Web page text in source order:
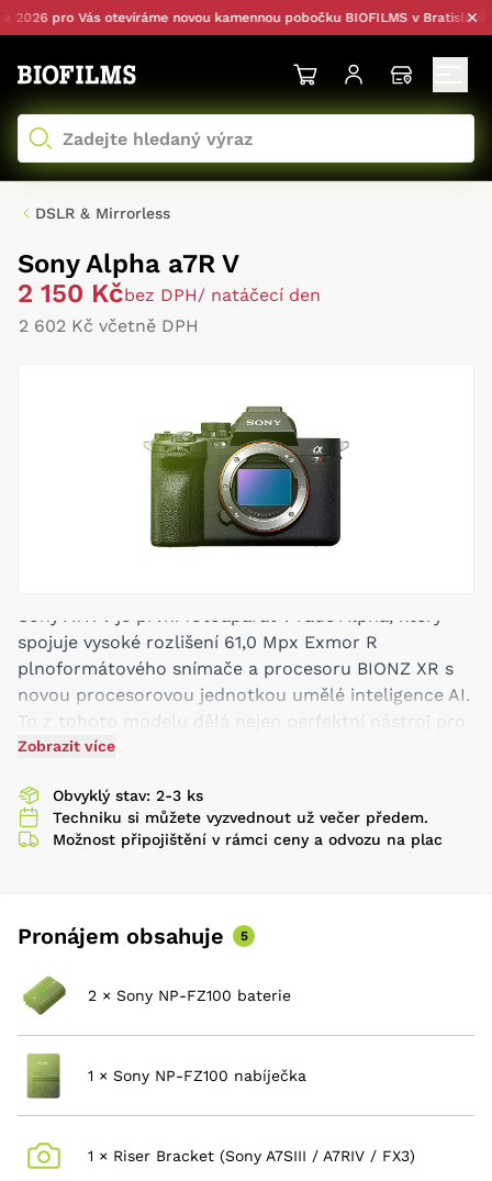
pro Vás otevíráme novou kamennou pobočku BIOFILMS v Bratislavě
DSLR & Mirrorless
Sony Alpha a7R V
2 150 Kčbez DPH/ natáčecí den
2 602 Kč včetně DPH
Sony A7R V je první fotoaparát v řadě Alpha, který
spojuje vysoké rozlišení 61,0 Mpx Exmor R
plnoformátového snímače a procesoru BIONZ XR s
novou procesorovou jednotkou umělé inteligence AI.
To z tohoto modelu dělá nejen perfektní nástroj pro
náročné aplikace ve studiu, nebo při focení krajiny,
ostření při focení sportu a zvířat. Ostření je nově
založeno na technologii deep learning. Fotoaparát je
schopen fotit rychlostí až 10 sn./s v režimu sledování
hodnotě až 8 EV, díky nové funkci Pixel Shift umí
má také elektronický hledáček s 9 miliony body a
novou výklopnou a otočnou dotykovou obrazovku
LCD. Nechybí Wi-Fi ani USB-C (rychlost 10Gb/s). Z
hlediska videa dokáže fotoaparát nahrávat 8K a 4K
10bit 4:2:2, má profily S-Cinetone a S-LOG a přes
HDMI umí i RAW video.
61MP Full-Frame Exmor R BSI CMOS Sensor
BIONZ XR & AI Processing Unit
Zobrazit více
Obvyklý stav: 2-3 ks
Techniku si můžete vyzvednout už večer předem.
Možnost připojištění v rámci ceny a odvozu na plac
Pronájem obsahuje 5
2 × Sony NP-FZ100 baterie
1 × Sony NP-FZ100 nabíječka
1 × Riser Bracket (Sony A7SIII / A7RIV / FX3)